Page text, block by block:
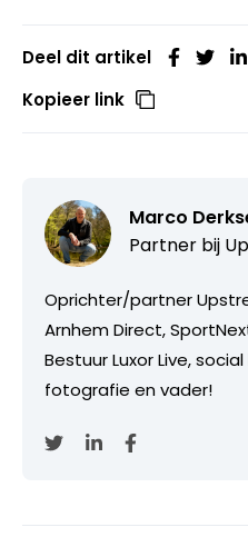
Deel dit artikel
Kopieer link
Marco
Partner bij
Oprichter/partner
Arnhem Direct,
Bestuur Luxor Live,
fotografie en vader!